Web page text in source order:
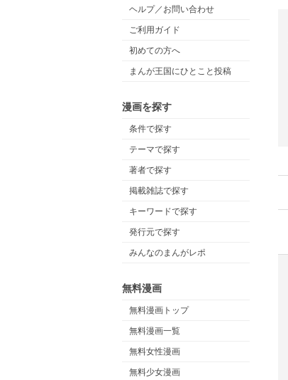
ヘルプ／お問い合わせ
ご利用ガイド
初めての方へ
まんが王国にひとこと投稿
漫画を探す
条件で探す
テーマで探す
著者で探す
掲載雑誌で探す
キーワードで探す
発行元で探す
みんなのまんがレポ
無料漫画
無料漫画トップ
無料漫画一覧
無料女性漫画
無料少女漫画